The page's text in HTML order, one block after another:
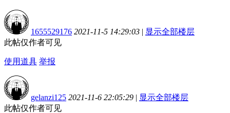
1655529176 2021-11-5 14:29:03 | 显示全部楼层
此帖仅作者可见
使用道具 举报
gelanzi125 2021-11-6 22:05:29 | 显示全部楼层
此帖仅作者可见